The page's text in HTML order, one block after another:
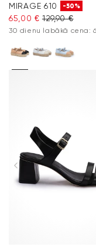
MIRAGE 610 -50%
65,00 € 129,90 €
30 dienu labākā cena: